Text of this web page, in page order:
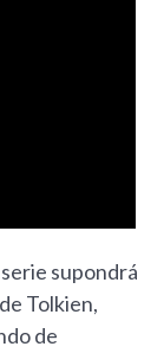
supondrá
Tolkien,
de